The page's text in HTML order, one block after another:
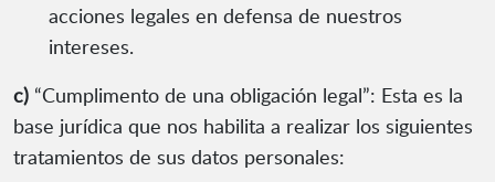
acciones legales en defensa de nuestros
intereses.
c) “Cumplimento de una obligación legal”: Esta es la
base jurídica que nos habilita a realizar los siguientes
tratamientos de sus datos personales: